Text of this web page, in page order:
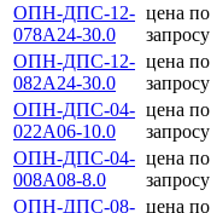
ОПН-ДПС-12-
078А24-30.0
цена по
запросу
ОПН-ДПС-12-
082А24-30.0
цена по
запросу
ОПН-ДПС-04-
022А06-10.0
цена по
запросу
ОПН-ДПС-04-
008А08-8.0
цена по
запросу
ОПН-ДПС-08- цена по